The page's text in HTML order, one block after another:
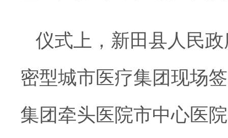
仪式上，新田县人民
密型城市医疗集团现场
集团牵头医院市中心医